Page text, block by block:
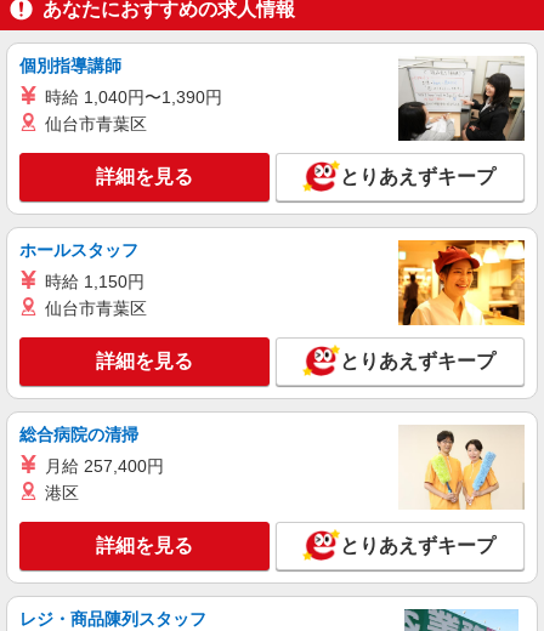
《ADRF1C》
機械操作・プレス加工・測定
月給：200,000円〜 月収例：262,000(月給＋各
種手当) ※シフト手当一律10,000円/月を含む
福島県本宮市 勤務詳細：本宮市 通勤方法：車
最寄り駅：五百川駅から車8分 ※構内の（無料）
駐車場利用OK ※バイク通勤不可
キープ 詳細を見る
派遣社員
株式会社テクノ・サービス/お仕事No/0860542
時給1300円交通費全額支給
福島県本宮市 ＊車・バイク通勤OK
キープ 詳細を見る
派遣社員
部品の入出荷作業など
時給1180円交通費全額支給
福島県本宮市 ＊車・バイク通勤OK
あなたにおすすめの求人情報
個別指導講師
時給 1,040円〜1,390円
仙台市青葉区
詳細を見る とりあえずキープ
ホールスタッフ
時給 1,150円
仙台市青葉区
詳細を見る とりあえずキープ
総合病院の清掃
月給 257,400円
港区
詳細を見る とりあえずキープ
レジ・商品陳列スタッフ